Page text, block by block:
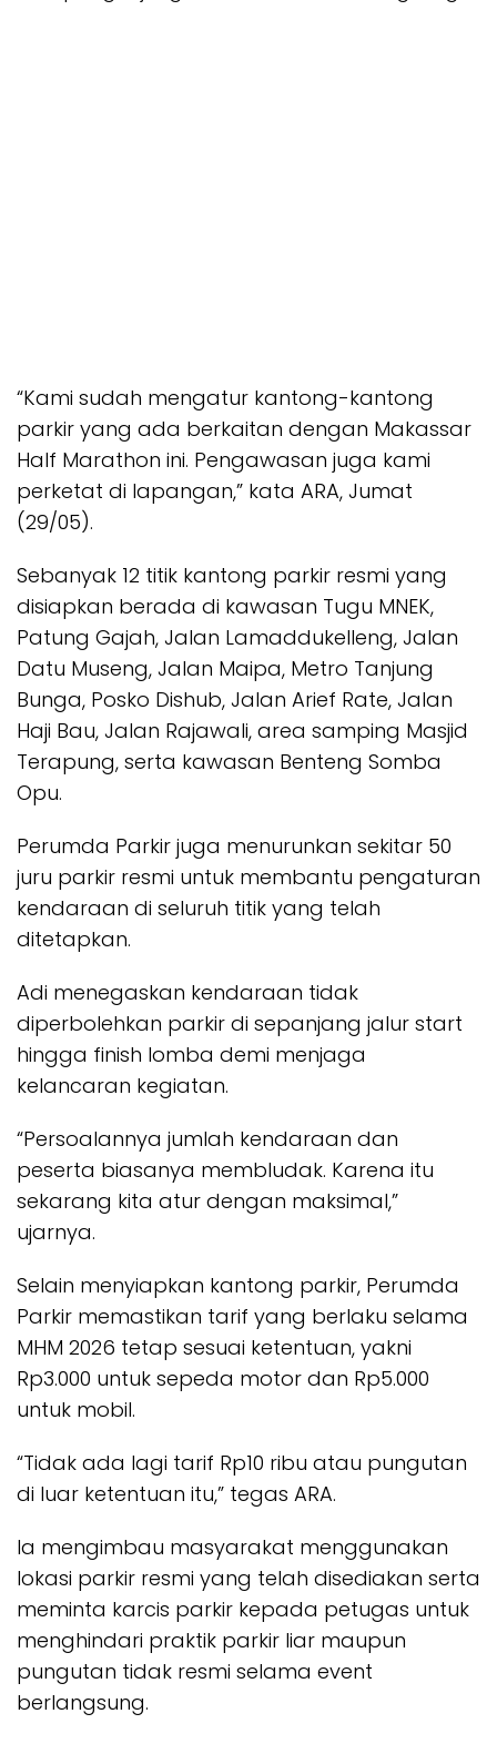
“Kami sudah mengatur kantong-kantong
parkir yang ada berkaitan dengan Makassar
Half Marathon ini. Pengawasan juga kami
perketat di lapangan,” kata ARA, Jumat
(29/05).
Sebanyak 12 titik kantong parkir resmi yang
disiapkan berada di kawasan Tugu MNEK,
Patung Gajah, Jalan Lamaddukelleng, Jalan
Datu Museng, Jalan Maipa, Metro Tanjung
Bunga, Posko Dishub, Jalan Arief Rate, Jalan
Haji Bau, Jalan Rajawali, area samping Masjid
Terapung, serta kawasan Benteng Somba
Opu.
Perumda Parkir juga menurunkan sekitar 50
juru parkir resmi untuk membantu pengaturan
kendaraan di seluruh titik yang telah
ditetapkan.
Adi menegaskan kendaraan tidak
diperbolehkan parkir di sepanjang jalur start
hingga finish lomba demi menjaga
kelancaran kegiatan.
“Persoalannya jumlah kendaraan dan
peserta biasanya membludak. Karena itu
sekarang kita atur dengan maksimal,”
ujarnya.
Selain menyiapkan kantong parkir, Perumda
Parkir memastikan tarif yang berlaku selama
MHM 2026 tetap sesuai ketentuan, yakni
Rp3.000 untuk sepeda motor dan Rp5.000
untuk mobil.
“Tidak ada lagi tarif Rp10 ribu atau pungutan
di luar ketentuan itu,” tegas ARA.
Ia mengimbau masyarakat menggunakan
lokasi parkir resmi yang telah disediakan serta
meminta karcis parkir kepada petugas untuk
menghindari praktik parkir liar maupun
pungutan tidak resmi selama event
berlangsung.